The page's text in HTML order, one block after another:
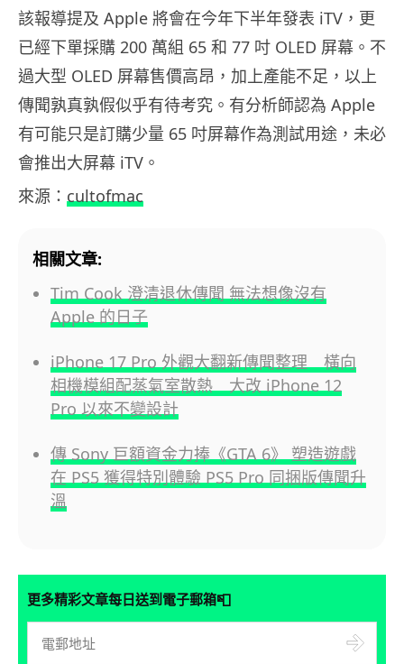
該報導提及 Apple 將會在今年下半年發表 iTV，更
已經下單採購 200 萬組 65 和 77 吋 OLED 屏幕。不
過大型 OLED 屏幕售價高昂，加上產能不足，以上
傳聞孰真孰假似乎有待考究。有分析師認為 Apple
有可能只是訂購少量 65 吋屏幕作為測試用途，未必
會推出大屏幕 iTV。
來源： cultofmac
相關文章:
Tim Cook 澄清退休傳聞 無法想像沒有
Apple 的日子
iPhone 17 Pro 外觀大翻新傳聞整理 橫向
相機模組配蒸氣室散熱 大改 iPhone 12
Pro 以來不變設計
傳 Sony 巨額資金力捧《GTA 6》 塑造遊戲
在 PS5 獲得特別體驗 PS5 Pro 同捆版傳聞升
溫
更多精彩文章每日送到電子郵箱📮